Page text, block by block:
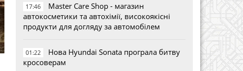
17:46
Master Care Shop - магазин
автокосметики та автохімії, високоякісні
продукти для догляду за автомобілем
01:22
Нова Hyundai Sonata програла битву
кросоверам